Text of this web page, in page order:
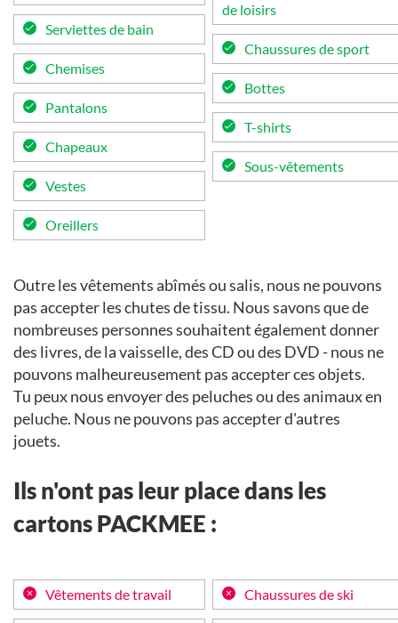
Serviettes de bain
Chemises
Pantalons
Chapeaux
Vestes
Oreillers
de loisirs
Chaussures de sport
Bottes
T-shirts
Sous-vêtements
Outre les vêtements abîmés ou salis, nous ne pouvons
pas accepter les chutes de tissu. Nous savons que de
nombreuses personnes souhaitent également donner
des livres, de la vaisselle, des CD ou des DVD - nous ne
pouvons malheureusement pas accepter ces objets.
Tu peux nous envoyer des peluches ou des animaux en
peluche. Nous ne pouvons pas accepter d'autres
jouets.
Ils n'ont pas leur place dans les
cartons PACKMEE :
Vêtements de travail Chaussures de ski